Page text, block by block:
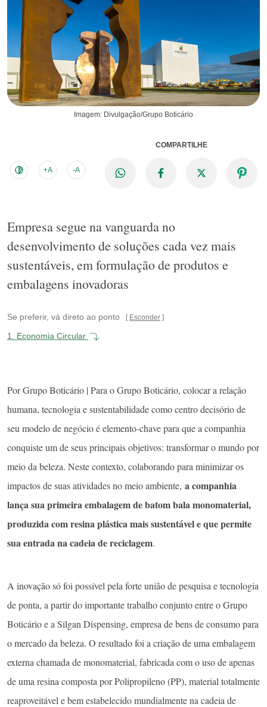
Imagem: Divulgação/Grupo Boticário
+A -A
COMPARTILHE
Empresa segue na vanguarda no
desenvolvimento de soluções cada vez mais
sustentáveis, em formulação de produtos e
embalagens inovadoras
Se preferir, vá direto ao ponto Esconder
1. Economia Circular
Por Grupo Boticário | Para o Grupo Boticário, colocar a relação
humana, tecnologia e sustentabilidade como centro decisório de
seu modelo de negócio é elemento-chave para que a companhia
conquiste um de seus principais objetivos: transformar o mundo por
meio da beleza. Neste contexto, colaborando para minimizar os
impactos de suas atividades no meio ambiente, a companhia
lança sua primeira embalagem de batom bala monomaterial,
produzida com resina plástica mais sustentável e que permite
sua entrada na cadeia de reciclagem.
A inovação só foi possível pela forte união de pesquisa e tecnologia
de ponta, a partir do importante trabalho conjunto entre o Grupo
Boticário e a Silgan Dispensing, empresa de bens de consumo para
o mercado da beleza. O resultado foi a criação de uma embalagem
externa chamada de monomaterial, fabricada com o uso de apenas
de uma resina composta por Polipropileno (PP), material totalmente
reaproveitável e bem estabelecido mundialmente na cadeia de